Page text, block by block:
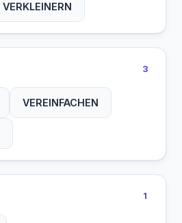
VERKLEINERN
3
VEREINFACHEN
1